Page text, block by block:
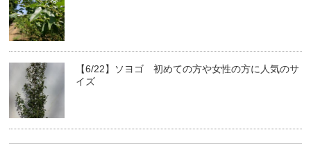
【6/22】ソヨゴ 初めての方や女性の方に人気のサ
イズ